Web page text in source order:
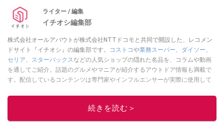
ライター / 編集
イチオシ編集部
株式会社オールアバウトが株式会社NTTドコモと共同で開設した、レコメン
ドサイト『イチオシ』の編集部です。
コストコや業務スーパー、 ダイソー、
セリア、 スターバックスなどの人気ショップの隠れた名品を、コラムや動画
を通してご紹介。話題のグルメやマニアが紹介するアウトドア情報も満載で
す。配信しているコンテンツは専門家やインフルエンサーが実際に使用して
ニュースでフォロー
続きを読む＞